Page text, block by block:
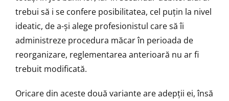
trebui să i se confere posibilitatea, cel puțin la nivel
ideatic, de a-și alege profesionistul care să îi
administreze procedura măcar în perioada de
reorganizare, reglementarea anterioară nu ar fi
trebuit modificată.
Oricare din aceste două variante are adepții ei, însă